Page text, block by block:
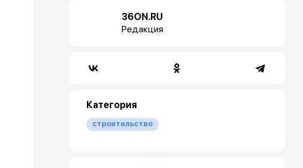
36ON.RU
Редакция
Категория
строительство